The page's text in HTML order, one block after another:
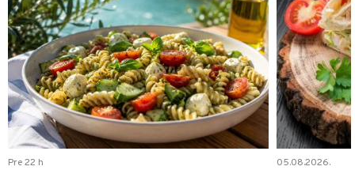
Pre 22 h 05.08.2026.